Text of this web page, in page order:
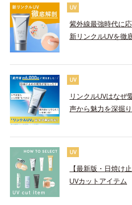
UV
紫外線最強時代に
新リンクルUVを徹
UV
リンクルUVはなぜ
声から魅力を深掘り
UV
【最新版・日焼け
UVカットアイテム